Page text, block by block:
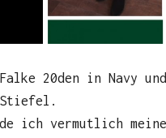
20den in Navy
Stiefel.
ich vermutlich